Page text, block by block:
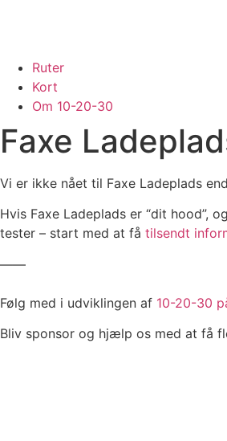
Ruter
Kort
Om 10-20-30
Faxe
Vi er ikke nået til Faxe Ladeplads
Hvis Faxe Ladeplads er “dit hood”,
tester – start med at få tilsendt
——
Følg med i udviklingen af 10-20-30
Bliv sponsor og hjælp os med at få